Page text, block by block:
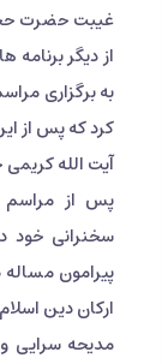
غیبت حضرت
از دیگر
به برگزاری
کرد که پس از
آیت الله
پس از مراسم
سخنرانی خود
پیرامون
ارکان دین
مدیحه سرایی